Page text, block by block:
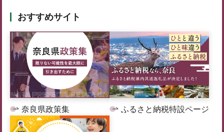
おすすめサイト
奈良県政策集 ふるさと納税特設ページ